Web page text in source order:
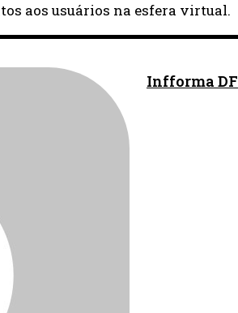
aos usuários na esfera virtual.
Infforma DF